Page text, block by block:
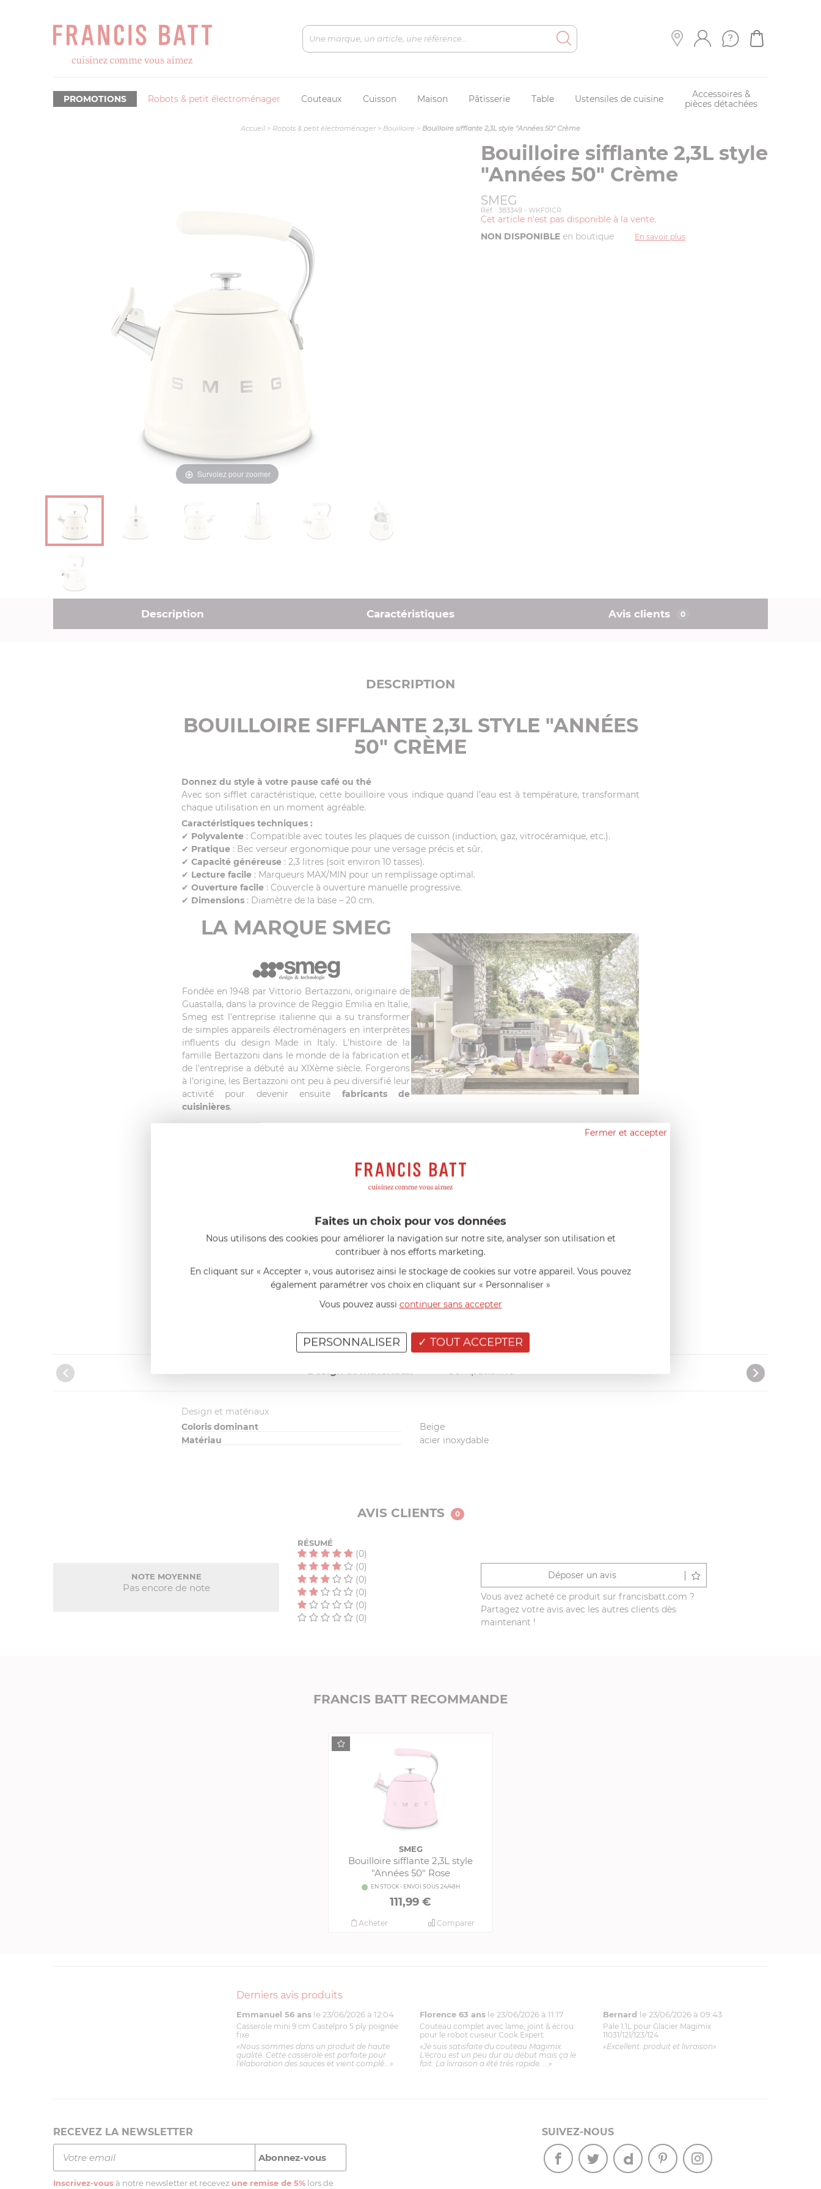
Robots & petit électroménager Couteaux Cuisson Maison Pâtisserie Table Ustensiles de cuisine
Accessoires &
pièces détachées
PROMOTIONS
Accueil > Robots & petit électroménager> Bouilloire > Bouilloire sifflante 2,3L style "Années 50" Crème
Bouilloire sifflante 2,3L style
"Années 50" Crème
SMEG
Réf. : 383349 - WKF01CR
Survolez pour zoomer
Cet article n'est pas disponible à la vente.
NON DISPONIBLE en boutique En savoir plus
Description Caractéristiques Avis clients 0
DESCRIPTION
BOUILLOIRE SIFFLANTE 2,3L STYLE "ANNÉES
50" CRÈME
Donnez du style à votre pause café ou thé
Avec son sifflet caractéristique, cette bouilloire vous indique quand l’eau est à température, transformant
chaque utilisation en un moment agréable.
Caractéristiques techniques :
✔ Polyvalente : Compatible avec toutes les plaques de cuisson (induction, gaz, vitrocéramique, etc.).
✔ Pratique : Bec verseur ergonomique pour une versage précis et sûr.
✔ Capacité généreuse : 2,3 litres (soit environ 10 tasses).
✔ Lecture facile : Marqueurs MAX/MIN pour un remplissage optimal.
✔ Ouverture facile : Couvercle à ouverture manuelle progressive.
✔ Dimensions : Diamètre de la base – 20 cm.
LA MARQUE SMEG
Fondée en 1948 par Vittorio Bertazzoni, originaire de
Guastalla, dans la province de Reggio Emilia en Italie,
Smeg est l'entreprise italienne qui a su transformer
de simples appareils électroménagers en interprètes
influents du design Made in Italy. L'histoire de la
famille Bertazzoni dans le monde de la fabrication et
de l'entreprise a débuté au XIXème siècle. Forgerons
à l'origine, les Bertazzoni ont peu à peu diversifié leur
activité pour devenir ensuite fabricants de
cuisinières.
dans le but d'améliorer l'autonomie des personnes malvoyantes.
Aujourd'hui avec Smeg, elle propose notamment l'édition de notices
Ces notices, en braille ou sur CD audio peuvent être commandées
gratuitement ou bien êtreconsultées directement sur le portail
internethandicapzero.org, site totalement adapté aux aveugles et
CARACTÉRISTIQUES
Design et matériaux Compatibilité
Design et matériaux
Coloris dominant
Beige
Matériau
acier inoxydable
AVIS CLIENTS 0
NOTE MOYENNE
Pas encore de note
RÉSUMÉ
(0)
(0)
(0)
(0)
(0)
(0)
Déposer un avis
Vous avez acheté ce produit sur francisbatt.com ?
Partagez votre avis avec les autres clients dès
maintenant !
FRANCIS BATT RECOMMANDE
SMEG
Bouilloire sifflante 2,3L style
"Années 50" Rose
EN STOCK - ENVOI SOUS 24/48H
111,99 €
Comparer
Acheter
Derniers avis produits
Emmanuel 56 ans le 23/06/2026 à 12:04
Casserole mini 9 cm Castelpro 5 ply poignée
fixe
«Nous sommes dans un produit de haute
qualité. Cette casserole est parfaite pour
l'élaboration des sauces et vient complé...»
Florence 63 ans le 23/06/2026 à 11:17
Couteau complet avec lame, joint & écrou
pour le robot cuiseur Cook Expert
«Je suis satisfaite du couteau Magimix.
L'écrou est un peu dur au début mais ça le
fait. La livraison a été très rapide. ...»
Bernard le 23/06/2026 à 09:43
Pale 1.1L pour Glacier Magimix
11031/121/123/124
«Excellent: produit et livraison»
RECEVEZ LA NEWSLETTER
Inscrivez-vous à notre newsletter et recevez une remise de 5% lors de
SUIVEZ-NOUS
Fermer et accepter
Faites un choix pour vos données
Nous utilisons des cookies pour améliorer la navigation sur notre site, analyser son utilisation et
contribuer à nos efforts marketing.
En cliquant sur « Accepter », vous autorisez ainsi le stockage de cookies sur votre appareil. Vous pouvez
également paramétrer vos choix en cliquant sur « Personnaliser »
Vous pouvez aussi continuer sans accepter
TOUT ACCEPTER
PERSONNALISER